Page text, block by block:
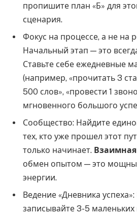
пропишите план «Б» для
сценария.
Фокус на процессе, а не на
Начальный этап — это
Ставьте себе ежедневные
(например, «прочитать 3
500 слов», «провести 1
мгновенного большого
Сообщество: Найдите
тех, кто уже прошел этот
только начинает.
обмен опытом — это
энергии.
Ведение «Дневника
записывайте 3-5 маленьких